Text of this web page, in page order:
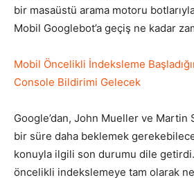
bir masaüstü arama motoru
Mobil Googlebot’a geçiş ne kadar
Mobil Öncelikli İndeksleme
Console Bildirimi Gelecek
Google’dan, John Mueller ve Martin
bir süre daha beklemek
konuyla ilgili son durumu dile
öncelikli indekslemeye tam olarak ne